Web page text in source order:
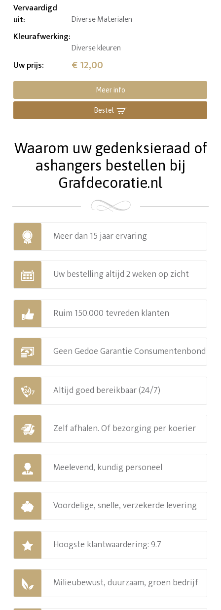
Vervaardigd
uit: Diverse Materialen
Kleurafwerking:
Diverse kleuren
Uw prijs: € 12,00
Meer info
Bestel
Waarom uw gedenksieraad of
ashangers bestellen bij
Grafdecoratie.nl
Meer dan 15 jaar ervaring
Uw bestelling altijd 2 weken op zicht
Ruim 150.000 tevreden klanten
Geen Gedoe Garantie Consumentenbond
Altijd goed bereikbaar (24/7)
Zelf afhalen. Of bezorging per koerier
Meelevend, kundig personeel
Voordelige, snelle, verzekerde levering
Hoogste klantwaardering: 9.7
Milieubewust, duurzaam, groen bedrijf